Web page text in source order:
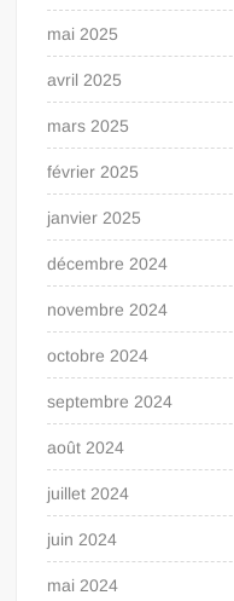
mai 2025
avril 2025
mars 2025
février 2025
janvier 2025
décembre 2024
novembre 2024
octobre 2024
septembre 2024
août 2024
juillet 2024
juin 2024
mai 2024